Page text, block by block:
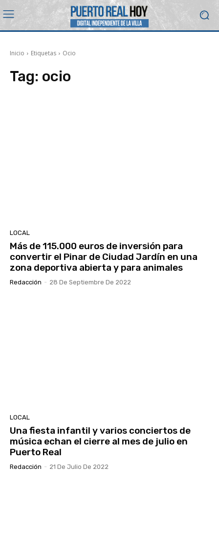
Inicio Etiquetas Ocio
Tag: ocio
LOCAL
Más de 115.000 euros de inversión para
convertir el Pinar de Ciudad Jardín en una
zona deportiva abierta y para animales
Redacción - 28 De Septiembre De 2022
LOCAL
Una fiesta infantil y varios conciertos de
música echan el cierre al mes de julio en
Puerto Real
Redacción - 21 De Julio De 2022